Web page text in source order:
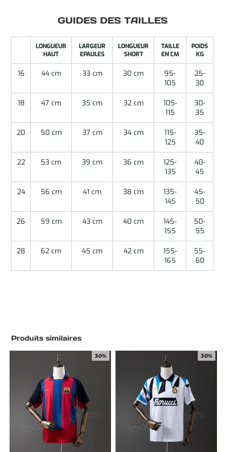
GUIDES DES TAILLES
LONGUEUR
HAUT
LARGEUR
EPAULES
LONGUEUR
SHORT
TAILLE
EN CM
POIDS
KG
16 44 cm 33 cm 30 cm
95-
105
25-
30
18 47 cm 35 cm 32 cm
105-
115
30-
35
20 50 cm 37 cm 34 cm
115-
125
35-
40
22 53 cm 39 cm 36 cm
125-
135
40-
45
24 56 cm 41 cm 38 cm
135-
145
45-
50
26 59 cm 43 cm 40 cm
145-
155
50-
55
28 62 cm 45 cm 42 cm
155-
165
55-
60
Produits similaires
30% 30%